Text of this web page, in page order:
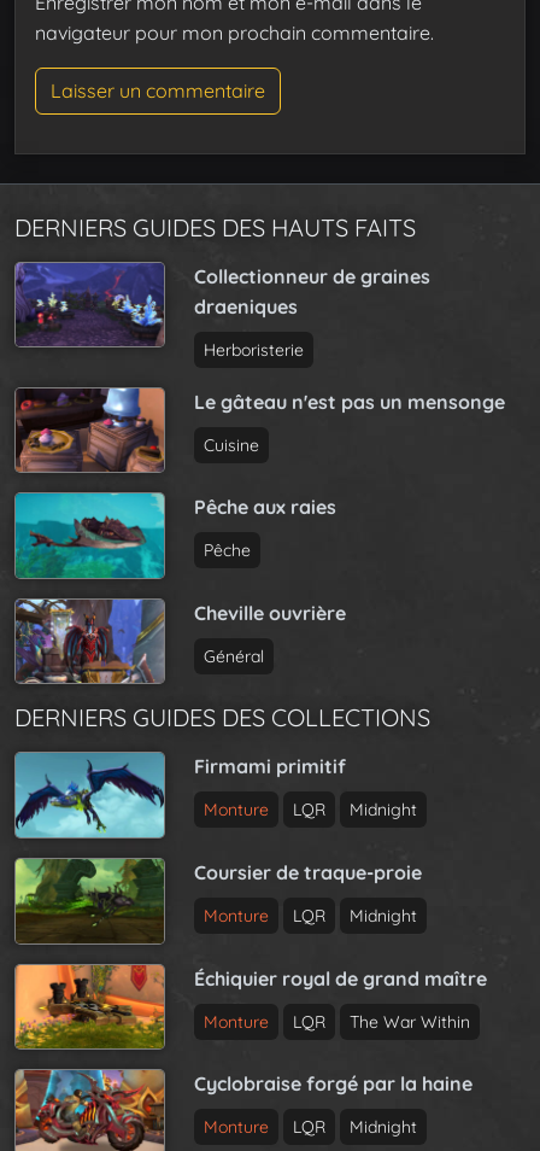
navigateur pour mon prochain commentaire.
DERNIERS GUIDES DES HAUTS FAITS
Collectionneur de graines
draeniques
Herboristerie
Le gâteau n'est pas un mensonge
Cuisine
Pêche aux raies
Pêche
Cheville ouvrière
Général
DERNIERS GUIDES DES COLLECTIONS
Firmami primitif
Monture LQR Midnight
Coursier de traque-proie
Monture LQR Midnight
Échiquier royal de grand maître
Monture LQR The War Within
Cyclobraise forgé par la haine
Monture LQR Midnight